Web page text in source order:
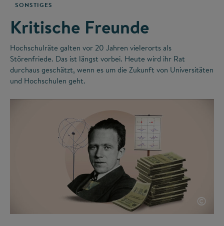
SONSTIGES
Kritische Freunde
Hochschulräte galten vor 20 Jahren vielerorts als
Störenfriede. Das ist längst vorbei. Heute wird ihr Rat
durchaus geschätzt, wenn es um die Zukunft von Universitäten
und Hochschulen geht.
©